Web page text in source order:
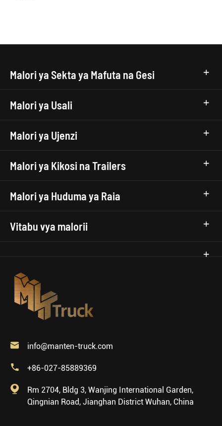
Malori ya Sekta ya Mafuta na Gesi
Malori ya Usali
Malori ya Ujenzi
Malori ya Kikosi na Trailers
Malori ya Huduma ya Raia
Vitabu vya malorii
 info@manten-truck.com
 +86-027-85889369

Rm 2704, Bldg 3, Wanjing International Garden,
Qingnian Road, Jianghan District Wuhan, China